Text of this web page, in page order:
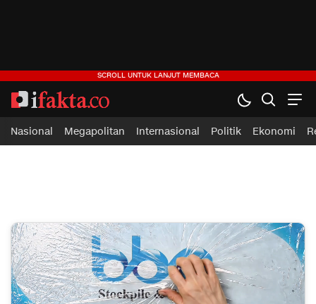
ifakta.co
#pastibenar
Nasional Megapolitan Internasional Politik Ekonomi